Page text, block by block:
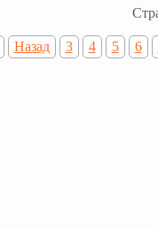
Назад 3 4 5 6